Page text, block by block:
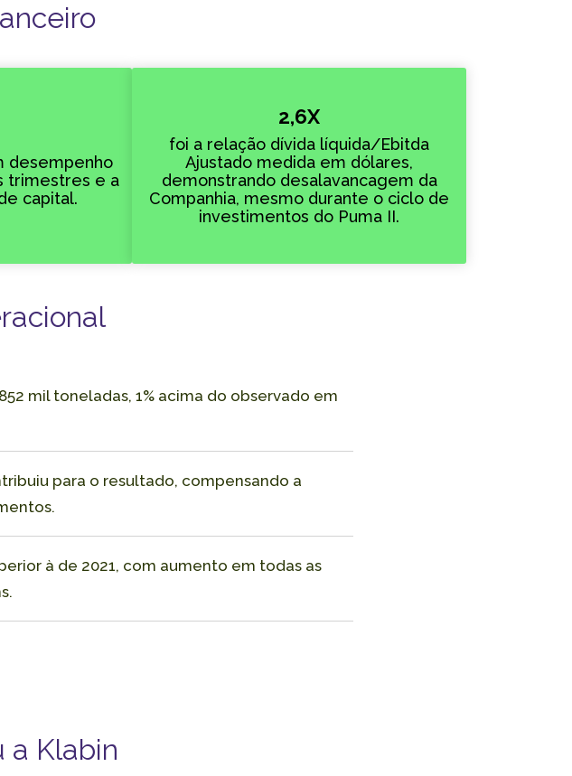
desempenho
trimestres e a
capital.
2,6X
foi a relação dívida líquida/Ebitda
Ajustado medida em dólares,
demonstrando desalavancagem da
Companhia, mesmo durante o ciclo de
investimentos do Puma II.
mil toneladas, 1% acima do observado em
para o resultado, compensando a
à de 2021, com aumento em todas as
a Klabin